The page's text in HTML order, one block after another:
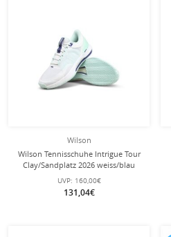
Wilson
Wilson Tennisschuhe Intrigue Tour
Clay/Sandplatz 2026 weiss/blau
Damen
UVP: 160,00€
131,04€